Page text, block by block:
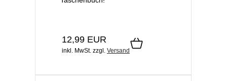
12,99 EUR
inkl. MwSt. zzgl. Versand